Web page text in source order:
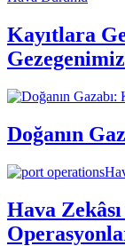
Kayıtlara
Doğanın
Hava